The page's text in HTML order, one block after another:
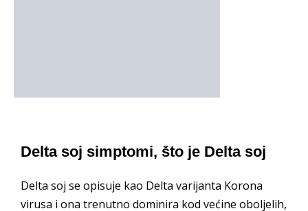
Delta soj simptomi, što je Delta soj
Delta soj se opisuje kao Delta varijanta Korona
virusa i ona trenutno dominira kod većine oboljelih,